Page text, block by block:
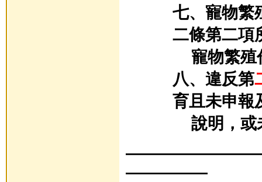
七、寵物繁
二條第二項
寵物繁殖
八、違反第
育且未申報
說明，或
—————